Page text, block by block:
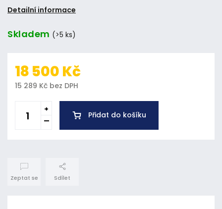
Detailní informace
Skladem (>5 ks)
18 500 Kč
15 289 Kč bez DPH
Přidat do košíku
Zeptat se Sdílet